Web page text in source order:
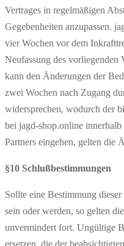
Vertrages in regelmäßigen
Gegebenheiten anzupassen.
vier Wochen vor dem
Neufassung des vorliegenden
kann den Änderungen der
zwei Wochen nach Zugang
widersprechen, wodurch der
bei jagd-shop.online
Partners eingehen, gelten die
§10 Schlußbestimmungen
Sollte eine Bestimmung
sein oder werden, so gelten
unvermindert fort. Ungültige